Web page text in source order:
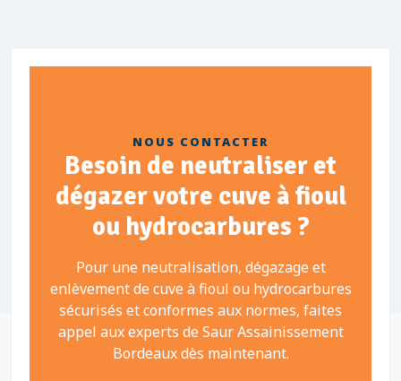
NOUS CONTACTER
Besoin de neutraliser et
dégazer votre cuve à fioul
ou hydrocarbures ?
Pour une neutralisation, dégazage et
enlèvement de cuve à fioul ou hydrocarbures
sécurisés et conformes aux normes, faites
appel aux experts de Saur Assainissement
Bordeaux dès maintenant.